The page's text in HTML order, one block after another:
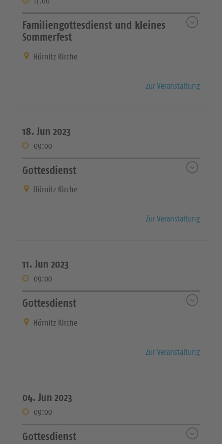
Familiengottesdienst und kleines
Sommerfest
Hörnitz Kirche
Zur Veranstaltung
18. Jun 2023
09:00
Gottesdienst
Hörnitz Kirche
Zur Veranstaltung
11. Jun 2023
09:00
Gottesdienst
Hörnitz Kirche
Zur Veranstaltung
04. Jun 2023
09:00
Gottesdienst